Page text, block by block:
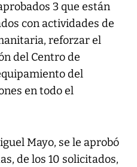
3 que están
con actividades de
reforzar el
del Centro de
del
en todo el
Mayo, se le aprobó
de los 10 solicitados,